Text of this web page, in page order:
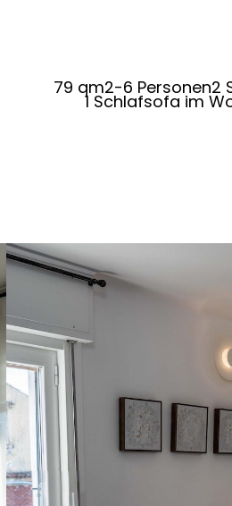
79 qm2-6 Personen2
1 Schlafsofa im